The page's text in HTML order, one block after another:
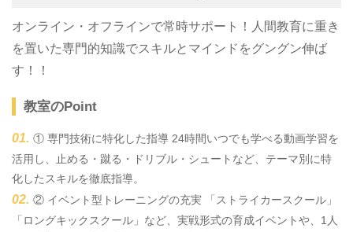
オンライン・オフラインで常時サポート！人間教育に重き
を置いた専門的知識でスキルとマインドをグングン伸ば
す！！
教室のPoint
① 専門技術に特化した指導 24時間いつでも学べる動画学習を
活用し、止める・蹴る・ドリブル・シュートなど、テーマ別に特
化したスキルを徹底指導。
② イベント型トレーニングの充実 「ストライカースクール」
「ロングキックスクール」など、実戦形式の育成イベントや、1人